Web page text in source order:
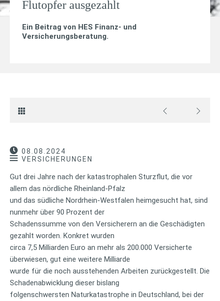
Flutopfer ausgezahlt
Ein Beitrag von HES Finanz- und
Versicherungsberatung.
08.08.2024
VERSICHERUNGEN
Gut drei Jahre nach der katastrophalen Sturzflut, die vor
allem das nördliche Rheinland-Pfalz
und das südliche Nordrhein-Westfalen heimgesucht hat, sind
nunmehr über 90 Prozent der
Schadenssumme von den Versicherern an die Geschädigten
gezahlt worden. Konkret wurden
circa 7,5 Milliarden Euro an mehr als 200.000 Versicherte
überwiesen, gut eine weitere Milliarde
wurde für die noch ausstehenden Arbeiten zurückgestellt. Die
Schadenabwicklung dieser bislang
folgenschwersten Naturkatastrophe in Deutschland, bei der